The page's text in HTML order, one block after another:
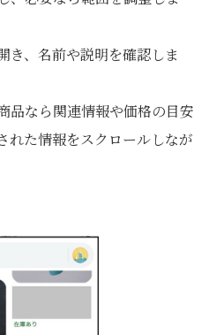
き、名前や説明を確認しま
品なら関連情報や価格の目安
れた情報をスクロールしなが